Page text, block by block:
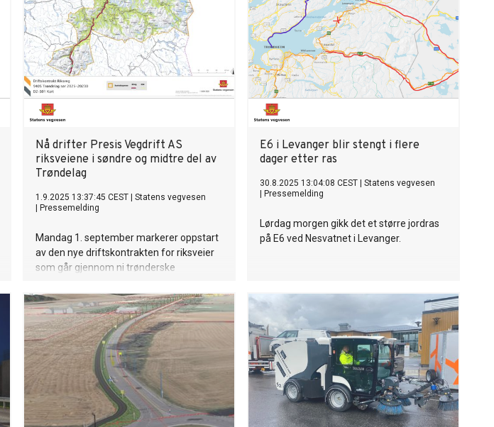
Nå drifter Presis Vegdrift AS
riksveiene i søndre og midtre del av
Trøndelag
1.9.2025 13:37:45 CEST
Statens vegvesen
Pressemelding
Mandag 1. september markerer oppstart
av den nye driftskontrakten for riksveier
som går gjennom ni trønderske
innbyggere.
E6 i Levanger blir stengt i flere
dager etter ras
30.8.2025 13:04:08 CEST
Statens vegvesen
Pressemelding
Lørdag morgen gikk det et større jordras
på E6 ved Nesvatnet i Levanger.